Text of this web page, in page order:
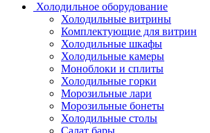
Холодильное оборудование
Холодильные витрины
Комплектующие для витрин
Холодильные шкафы
Холодильные камеры
Моноблоки и сплиты
Холодильные горки
Морозильные лари
Морозильные бонеты
Холодильные столы
Салат бары